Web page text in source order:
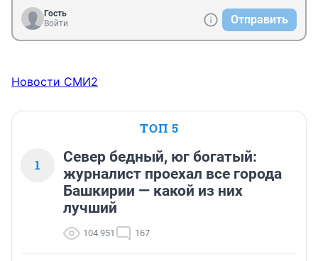
Гость
Войти
Отправить
Новости СМИ2
ТОП 5
1
Север бедный, юг богатый:
журналист проехал все города
Башкирии — какой из них
лучший
104 951 167